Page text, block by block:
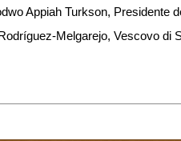
Appiah Turkson, Presidente
Melgarejo, Vescovo di